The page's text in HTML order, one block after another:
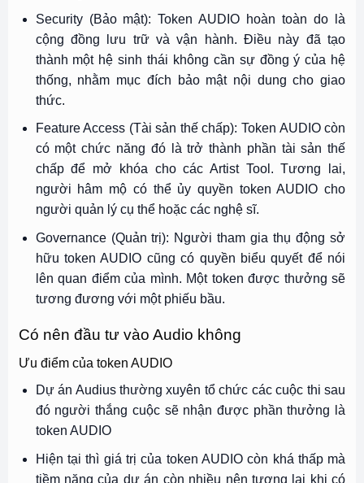
Security (Bảo mật): Token AUDIO hoàn toàn do là
cộng đồng lưu trữ và vận hành. Điều này đã tạo
thành một hệ sinh thái không cần sự đồng ý của hệ
thống, nhằm mục đích bảo mật nội dung cho giao
thức.
Feature Access (Tài sản thế chấp): Token AUDIO còn
có một chức năng đó là trở thành phần tài sản thế
chấp để mở khóa cho các Artist Tool. Tương lai,
người hâm mộ có thể ủy quyền token AUDIO cho
người quản lý cụ thể hoặc các nghệ sĩ.
Governance (Quản trị): Người tham gia thụ động sở
hữu token AUDIO cũng có quyền biểu quyết để nói
lên quan điểm của mình. Một token được thưởng sẽ
tương đương với một phiếu bầu.
Có nên đầu tư vào Audio không
Ưu điểm của token AUDIO
Dự án Audius thường xuyên tổ chức các cuộc thi sau
đó người thắng cuộc sẽ nhận được phần thưởng là
token AUDIO
Hiện tại thì giá trị của token AUDIO còn khá thấp mà
tiềm năng của dự án còn nhiều nên tương lai khi có